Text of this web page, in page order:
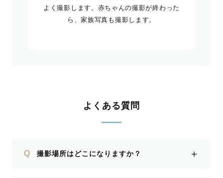
よく撮影します。赤ちゃんの撮影が終わった
ら、家族写真も撮影します。
よくある質問
Q 撮影場所はどこになりますか？ ＋